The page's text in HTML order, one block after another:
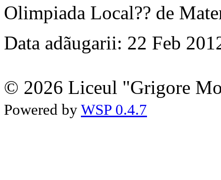
Olimpiada Local?? de
Data adãugarii: 22 Feb
© 2026 Liceul "Grigore
Powered by WSP 0.4.7